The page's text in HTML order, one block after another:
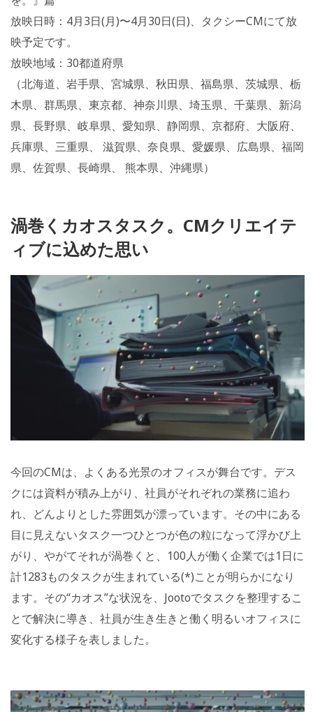
放映日時：4月3日(月)〜4月30日(日)、タクシーCMにて放
映予定です。
放映地域：30都道府県
（北海道、岩手県、宮城県、秋田県、福島県、茨城県、栃
木県、群馬県、東京都、神奈川県、埼玉県、千葉県、新潟
県、長野県、岐阜県、愛知県、静岡県、京都府、大阪府、
兵庫県、三重県、 滋賀県、奈良県、愛媛県、広島県、福岡
県、佐賀県、長崎県、 熊本県、沖縄県）
渦巻くカオスタスク。CMクリエイテ
ィブに込めた思い
今回のCMは、よくある光景のオフィスが舞台です。デス
クには資料が積み上がり、社員がそれぞれの業務に追わ
れ、どんよりとした雰囲気が漂っています。その中にある
目に見えないタスク一つひとつが色の粒になって浮かび上
がり、やがてそれが渦巻くと、100人が働く企業では1日に
計1283ものタスクが生まれている(*)ことが明らかになり
ます。その“カオス”な状況を、Jootoでタスクを整理するこ
とで解決に導き、社員が生き生きと働く明るいオフィスに
変化する様子を表しました。